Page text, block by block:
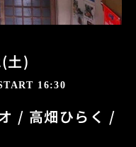
土)
16:30
/ 高畑ひらく /